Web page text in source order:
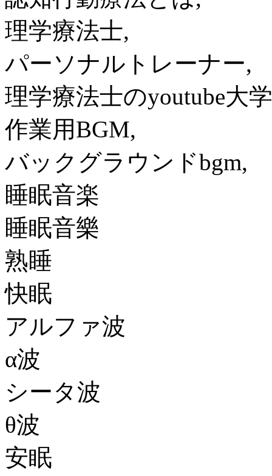
理学療法士,
パーソナルトレーナー,
理学療法士のyoutube大
作業用BGM,
バックグラウンドbgm,
睡眠音楽
睡眠音樂
熟睡
快眠
アルファ波
α波
シータ波
θ波
安眠